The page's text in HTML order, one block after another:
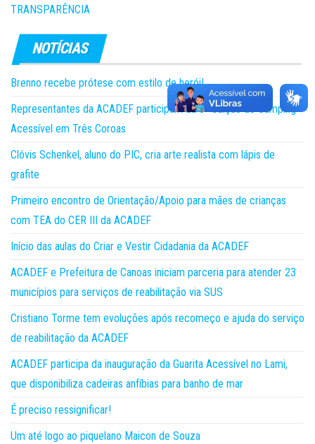
TRANSPARÊNCIA
Brenno recebe prótese com estilo de herói!
Representantes da ACADEF participam da 5ª edição do Camping
Acessível em Três Coroas
Clóvis Schenkel, aluno do PIC, cria arte realista com lápis de
grafite
Primeiro encontro de Orientação/Apoio para mães de crianças
com TEA do CER III da ACADEF
Início das aulas do Criar e Vestir Cidadania da ACADEF
ACADEF e Prefeitura de Canoas iniciam parceria para atender 23
municípios para serviços de reabilitação via SUS
Cristiano Torme tem evoluções após recomeço e ajuda do serviço
de reabilitação da ACADEF
ACADEF participa da inauguração da Guarita Acessível no Lami,
que disponibiliza cadeiras anfíbias para banho de mar
É preciso ressignificar!
Um até logo ao piquelano Maicon de Souza